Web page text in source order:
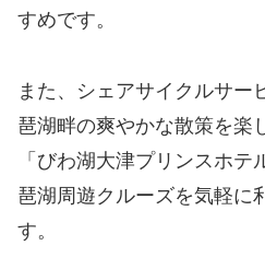
すめです。
また、シェアサイクルサー
琶湖畔の爽やかな散策を楽
「びわ湖大津プリンスホ
琶湖周遊クルーズを気軽に
す。